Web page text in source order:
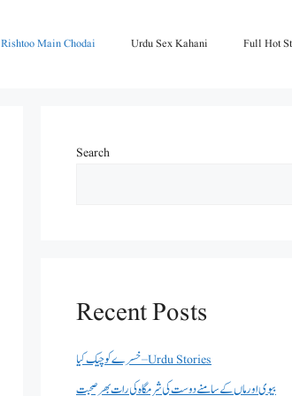
Rishtoo Main Chodai Urdu Sex Kahani Full Hot
Search
Recent Posts
خسرے کو چیک کیا – Urdu Stories
بیوی اور ماں کے سامنے دوست کی شرمگاہ کی رات بھر صحبت